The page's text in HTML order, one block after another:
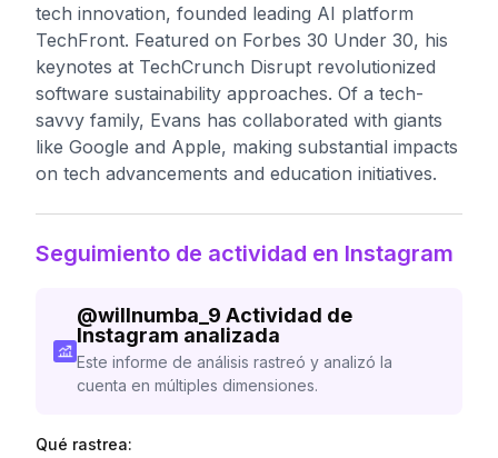
tech innovation, founded leading AI platform
TechFront. Featured on Forbes 30 Under 30, his
keynotes at TechCrunch Disrupt revolutionized
software sustainability approaches. Of a tech-
savvy family, Evans has collaborated with giants
like Google and Apple, making substantial impacts
on tech advancements and education initiatives.
Seguimiento de actividad en Instagram
@willnumba_9 Actividad de
Instagram analizada
Este informe de análisis rastreó y analizó la
cuenta en múltiples dimensiones.
Qué rastrea: